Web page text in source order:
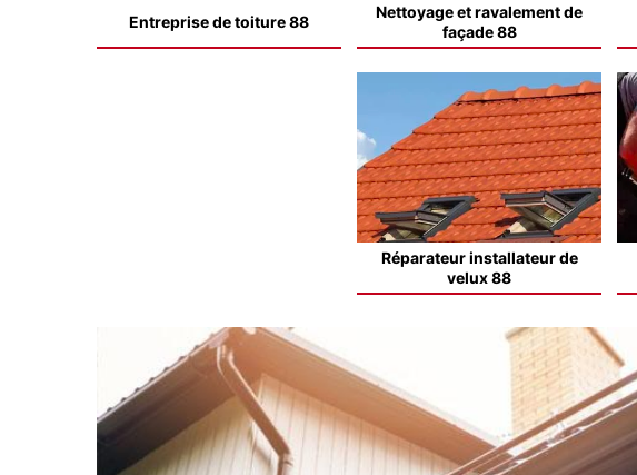
Entreprise de toiture 88
Nettoyage et ravalement de
façade 88
Réparateur installateur de
velux 88